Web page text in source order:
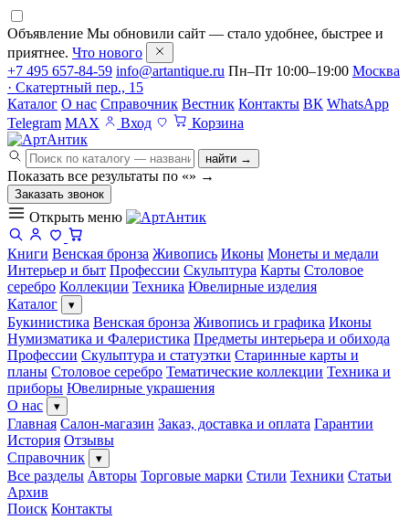
Объявление Мы обновили сайт — стало удобнее, быстрее и
приятнее. Что нового
+7 495 657-84-59 info@artantique.ru Пн–Пт 10:00–19:00 Москва
· Скатертный пер., 15
Каталог О нас Справочник Вестник Контакты ВК WhatsApp
Telegram MAX Вход Корзина
найти →
Показать все результаты по «» →
Заказать звонок
Открыть меню
Книги Венская бронза Живопись Иконы Монеты и медали
Интерьер и быт Профессии Скульптура Карты Столовое
серебро Коллекции Техника Ювелирные изделия
Каталог
▾
Букинистика Венская бронза Живопись и графика Иконы
Нумизматика и Фалеристика Предметы интерьера и обихода
Профессии Скульптура и статуэтки Старинные карты и
планы Столовое серебро Тематические коллекции Техника и
приборы Ювелирные украшения
О нас
▾
Главная Салон-магазин Заказ, доставка и оплата Гарантии
История Отзывы
Справочник
▾
Все разделы Авторы Торговые марки Стили Техники Статьи
Архив
Поиск Контакты